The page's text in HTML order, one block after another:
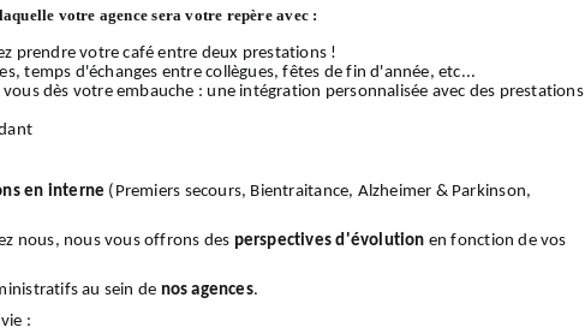
votre agence sera votre repère avec :
prendre votre café entre deux prestations !
temps d'échanges entre collègues, fêtes de fin d'année, etc...
dès votre embauche : une intégration personnalisée avec des prestations
en interne (Premiers secours, Bientraitance, Alzheimer & Parkinson,
nous, nous vous offrons des perspectives d'évolution en fonction de vos
au sein de nosagences.
: